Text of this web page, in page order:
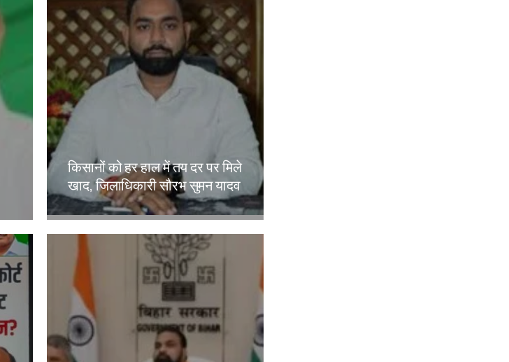
किसानों को हर हाल में तय दर पर मिले
खाद, जिलाधिकारी सौरभ सुमन यादव
Amit Lekh